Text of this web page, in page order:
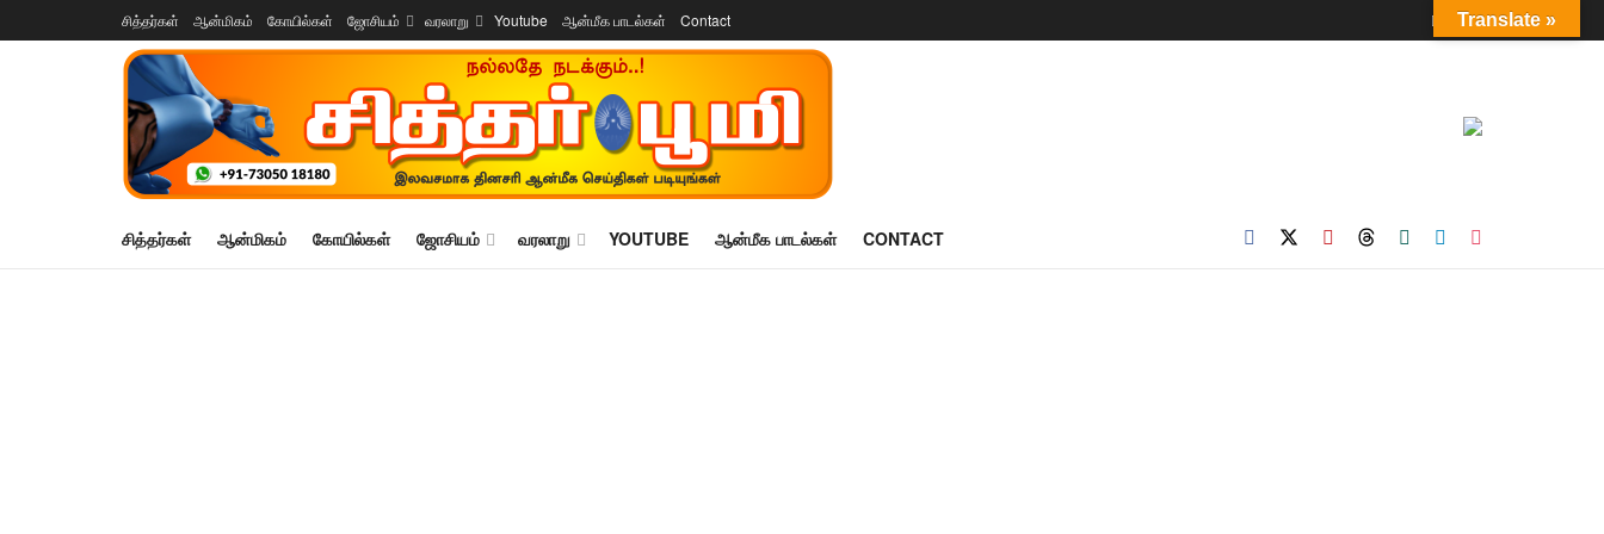
சித்தர்கள் ஆன்மிகம் கோயில்கள் ஜோசியம் வரலாறு Youtube ஆன்மீக பாடல்கள் Contact Login
சித்தர்கள் ஆன்மிகம் கோயில்கள் ஜோசியம் வரலாறு YOUTUBE ஆன்மீக பாடல்கள் CONTACT
Translate »